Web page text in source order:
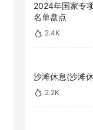
2024年国家专
名单盘点
2.4K
沙滩休息(沙滩
2.2K